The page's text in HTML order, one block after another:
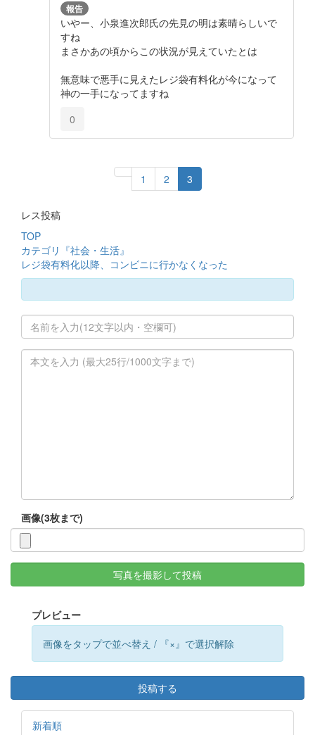
報告
いやー、小泉進次郎氏の先見の明は素晴らしいで
すね
まさかあの頃からこの状況が見えていたとは
無意味で悪手に見えたレジ袋有料化が今になって
神の一手になってますね
0
1 2 3
レス投稿
TOP
カテゴリ『社会・生活』
レジ袋有料化以降、コンビニに行かなくなった
画像(3枚まで)
写真を撮影して投稿
プレビュー
画像をタップで並べ替え / 『×』で選択解除
投稿する
新着順